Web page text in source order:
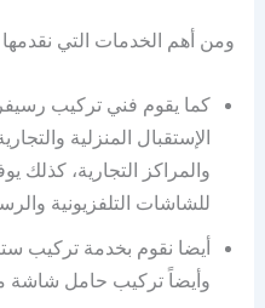
ومن أهم الخدمات التي
كما يقوم فني تركيب
الإستقبال المنزلية
والمراكز التجارية،
للشاشات التلفزيونية
أيضا نقوم بخدمة تركيب
وأيضاً تركيب حامل شاشة